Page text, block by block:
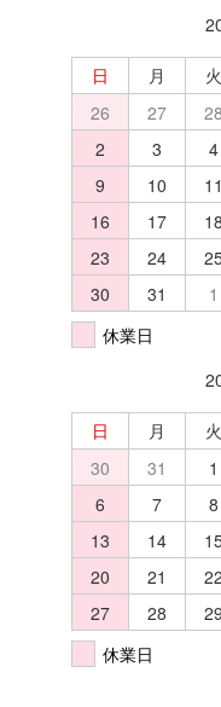
日 月 火
26
27 28
2
3 4
9
10 11
16
17 18
23
24
30
31 1
休業日
日 月 火
30
31 1
6
7 8
13
14
20
21 22
27
28 29
休業日